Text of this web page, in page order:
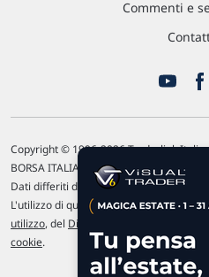
Commenti e
Copyright © 1996-2026 Traderlink Italia
BORSA ITALIANA Quotazioni di borsa
Dati differiti di 15 min. (fonte Intrinio) /
L'utilizzo di questo sito implica
utilizzo, del Disclaimer MAR
cookie.